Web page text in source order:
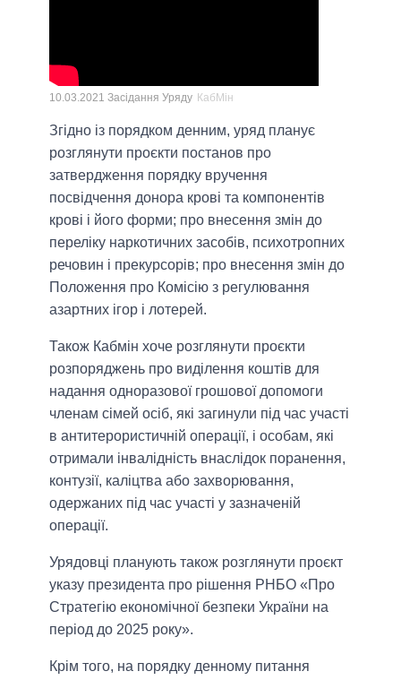
10.03.2021 Засідання Уряду КабМін
Згідно із порядком денним, уряд планує
розглянути проєкти постанов про
затвердження порядку вручення
посвідчення донора крові та компонентів
крові і його форми; про внесення змін до
переліку наркотичних засобів, психотропних
речовин і прекурсорів; про внесення змін до
Положення про Комісію з регулювання
азартних ігор і лотерей.
Також Кабмін хоче розглянути проєкти
розпоряджень про виділення коштів для
надання одноразової грошової допомоги
членам сімей осіб, які загинули під час участі
в антитерористичній операції, і особам, які
отримали інвалідність внаслідок поранення,
контузії, каліцтва або захворювання,
одержаних під час участі у зазначеній
операції.
Урядовці планують також розглянути проєкт
указу президента про рішення РНБО «Про
Стратегію економічної безпеки України на
період до 2025 року».
Крім того, на порядку денному питання